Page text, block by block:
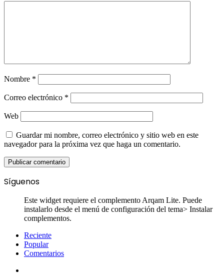
Nombre *
Correo electrónico *
Web
Guardar mi nombre, correo electrónico y sitio web en este
navegador para la próxima vez que haga un comentario.
Síguenos
Este widget requiere el complemento Arqam Lite. Puede
instalarlo desde el menú de configuración del tema> Instalar
complementos.
Reciente
Popular
Comentarios